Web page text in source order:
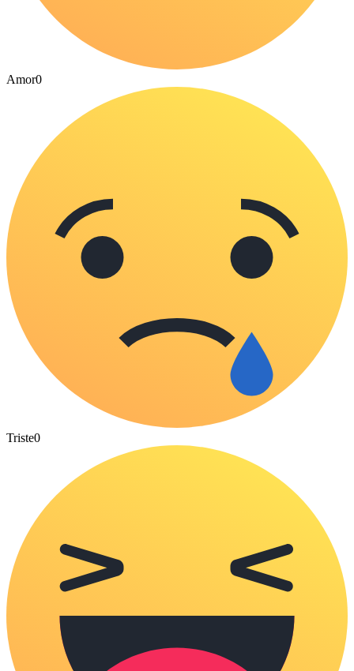
Amor0
Triste0